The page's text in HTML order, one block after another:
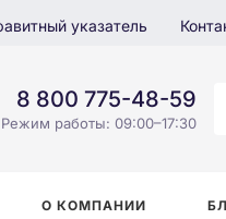
указатель
8 800 775-48-59
Режим работы: 09:00–17:30
О КОМПАНИИ